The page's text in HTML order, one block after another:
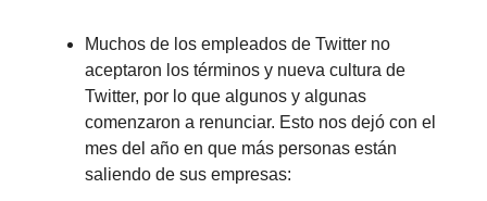
Muchos de los empleados de Twitter no
aceptaron los términos y nueva cultura de
Twitter, por lo que algunos y algunas
comenzaron a renunciar. Esto nos dejó con el
mes del año en que más personas están
saliendo de sus empresas: